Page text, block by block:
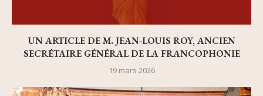
UN ARTICLE DE M. JEAN-LOUIS ROY, ANCIEN
SECRÉTAIRE GÉNÉRAL DE LA FRANCOPHONIE
19 mars 2026